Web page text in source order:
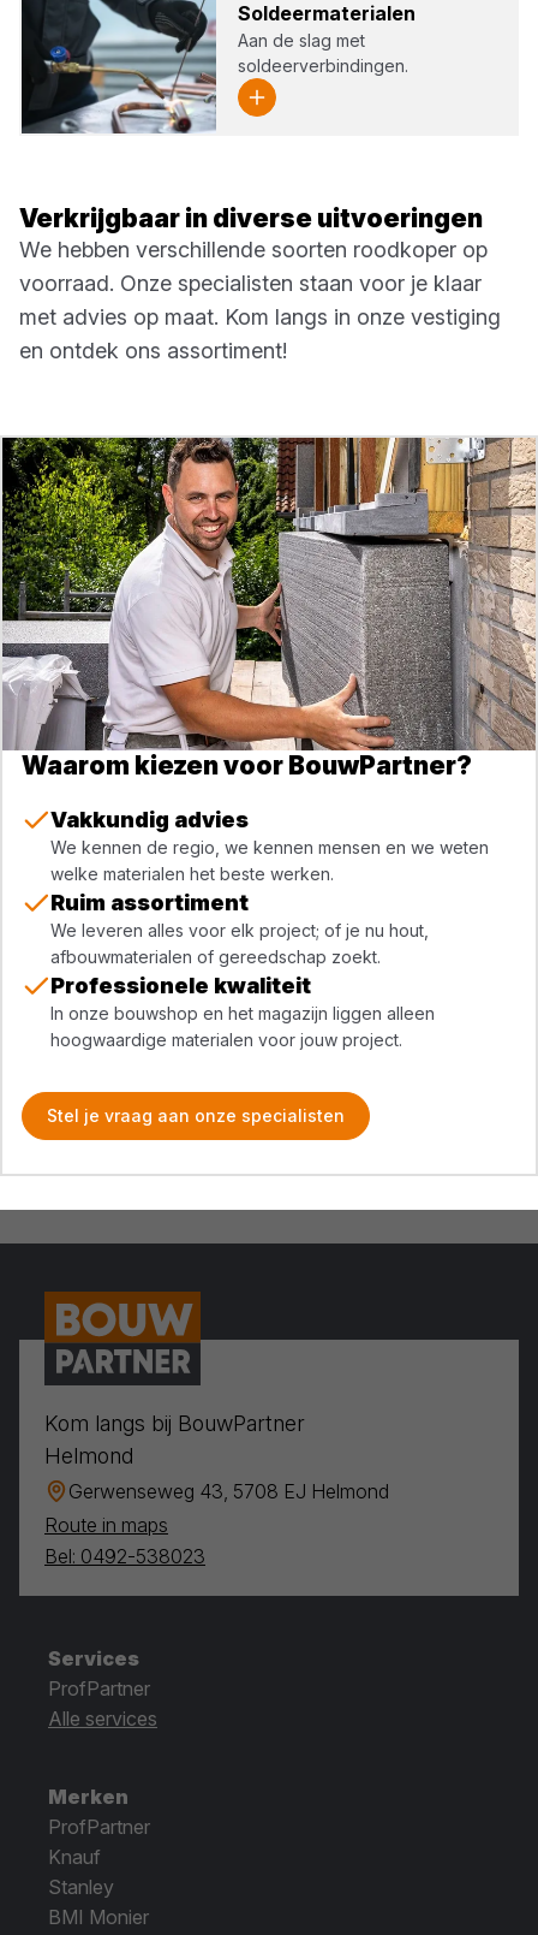
Sol­deer­ma­te­ri­a­len
Aan de slag met
soldeerverbindingen.
Verkrijgbaar in diverse uitvoeringen
We hebben verschillende soorten roodkoper op
voorraad. Onze specialisten staan voor je klaar
met advies op maat. Kom langs in onze vestiging
en ontdek ons assortiment!
Waarom kiezen voor BouwPartner?
Vakkundig advies
We kennen de regio, we kennen mensen en we weten
welke materialen het beste werken.
Ruim assortiment
We leveren alles voor elk project; of je nu hout,
afbouwmaterialen of gereedschap zoekt.
Professionele kwaliteit
In onze bouwshop en het magazijn liggen alleen
hoogwaardige materialen voor jouw project.
Stel je vraag aan onze specialisten
Kom langs bij BouwPartner
Helmond
Gerwenseweg 43, 5708 EJ Helmond
Route in maps
Bel: 0492-538023
Services
ProfPartner
Alle services
Merken
ProfPartner
Knauf
Stanley
BMI Monier